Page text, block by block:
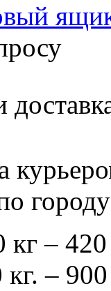
кг –
кг. –